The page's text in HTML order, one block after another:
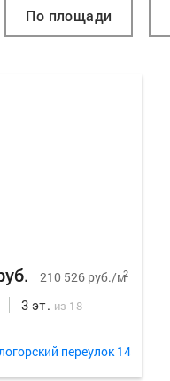
По площади
210 526 руб./м2
3 эт. из 18
переулок 14